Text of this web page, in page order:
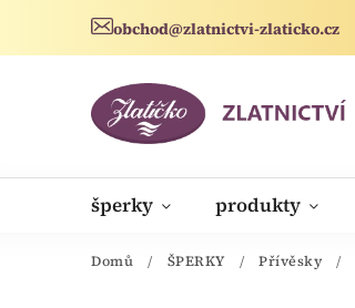
obchod@zlatnictvi-zlaticko.cz
šperky produkty
novinky
Domů / ŠPERKY / Přívěsky /